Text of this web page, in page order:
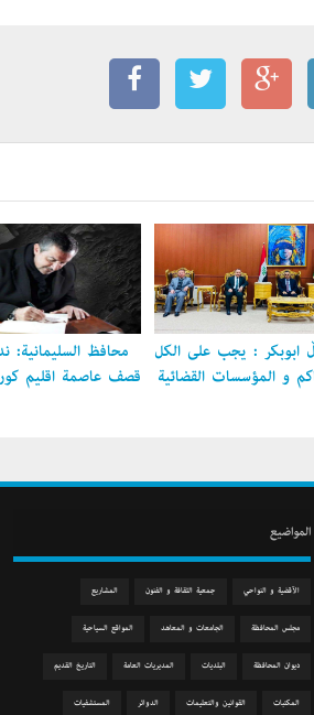
محافظ السليمانية:
قصف عاصمة إقليم
أبوبكر : يجب على الكل
و المؤسسات القضائية
المواضيع
الآقضية و النواحي جمعیة الثقافة و الفنون المشاريع
مجلس المحافظة الجامعات و المعاهد المواقع السياحية
دیوان المحافظة البلديات المديريات العامة التاريخ القديم
المكتبات القوانين والتعليمات الدوائر المستشفيات